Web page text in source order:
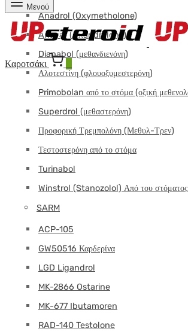
Anadrol (Oxymetholone)
Anavar (Oxandrolone)
Dianabol (μεθανδιενόνη)
Αλοτεστίνη (φλουοξυμεστερόνη)
Primobolan από το στόμα (οξική
Superdrol (μεθαστερόνη)
Προφορική Τρεμπολόνη (Μεθυλ-Τρεν)
Τεστοστερόνη από το στόμα
Turinabol
Winstrol (Stanozolol) Από του στόματος
SARM
ACP-105
GW50516 Καρδερίνα
LGD Ligandrol
MK-2866 Ostarine
MK-677 Ibutamoren
RAD-140 Testolone
Μενού
Καροτσάκι